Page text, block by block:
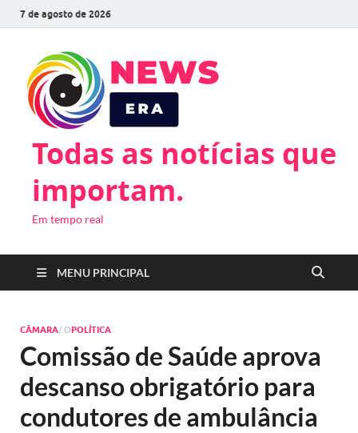
7 de agosto de 2026
Todas as notícias que
importam.
Em tempo real
MENU PRINCIPAL
CÂMARA/ OPOLÍTICA
Comissão de Saúde aprova
descanso obrigatório para
condutores de ambulância